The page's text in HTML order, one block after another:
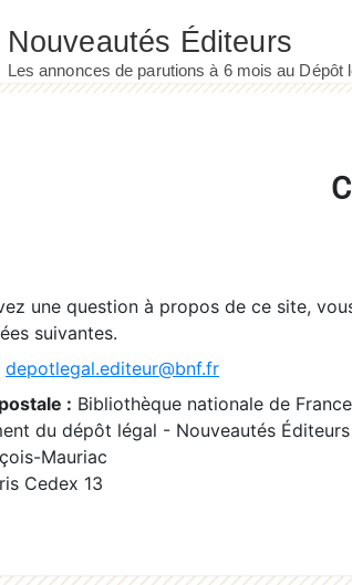
une question à propos de ce site,
suivantes.
depotlegal.editeur@bnf.fr
: Bibliothèque nationale de France
du dépôt légal - Nouveautés Éditeurs
Mauriac
Cedex 13